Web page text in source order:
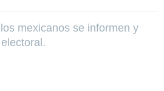
mexicanos se informen y